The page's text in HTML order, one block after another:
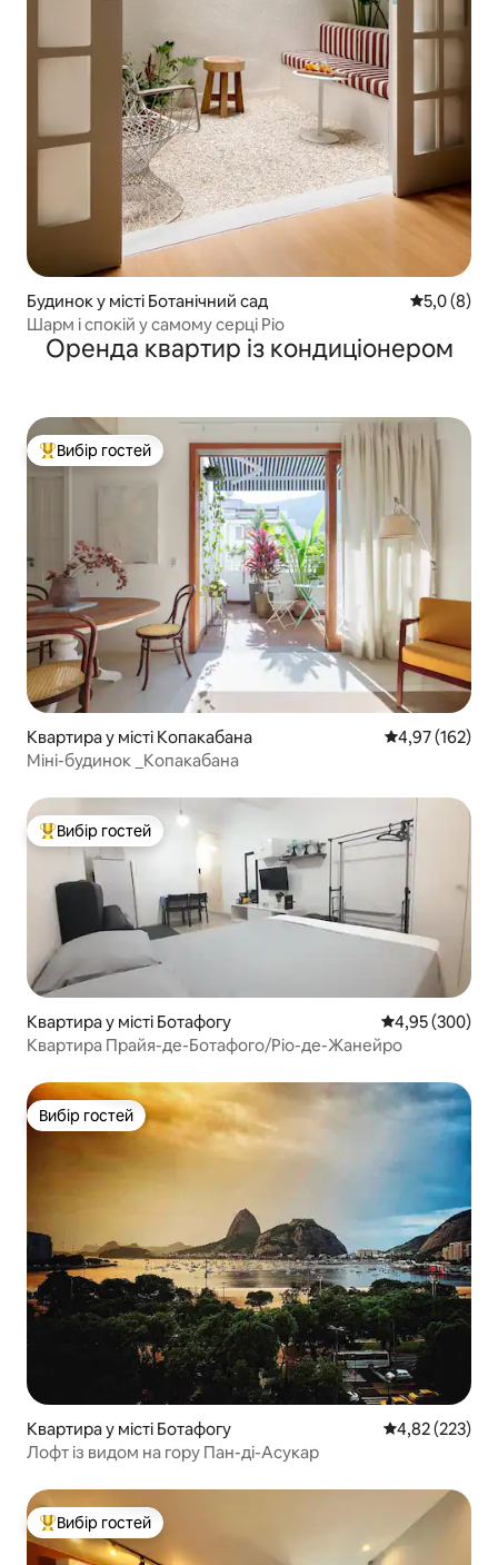
Будинок у місті Ботанічний сад Середня
5,0 (8)
Шарм і спокій у самому серці Ріо
Оренда квартир із кондиціонером
Топ вибір гостей
Вибір гостей
Квартира у місті Копакабана Середня
4,97 (162)
Міні-будинок _Копакабана
Топ вибір гостей
Вибір гостей
Квартира у місті Ботафогу Середня
4,95 (300)
Квартира Прайя-де-Ботафого/Ріо-де-Жанейро
Вибір гостей
Вибір гостей
Квартира у місті Ботафогу Середня
4,82 (223)
Лофт із видом на гору Пан-ді-Асукар
Топ вибір гостей
Вибір гостей